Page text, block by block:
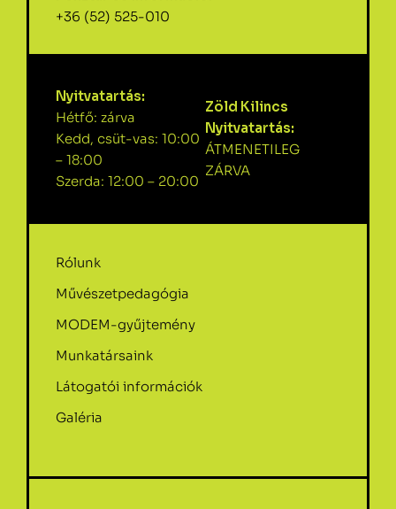
+36 (52) 525-010
Nyitvatartás:
Hétfő: zárva
Kedd, csüt-vas: 10:00
– 18:00
Szerda: 12:00 – 20:00
Zöld Kilincs
Nyitvatartás:
ÁTMENETILEG
ZÁRVA
Rólunk
Művészetpedagógia
MODEM-gyűjtemény
Munkatársaink
Látogatói információk
Galéria